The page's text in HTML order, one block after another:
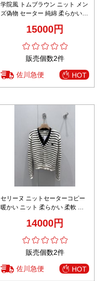
学院風 トムブラウン ニット メン
ズ偽物 セーター 純綿 柔らかい
15000円
販売個数2件
佐川急便 HOT
セリーヌ ニットセーターコピー
暖かい ニット 柔らかい 柔軟 ト
14000円
販売個数2件
佐川急便 HOT